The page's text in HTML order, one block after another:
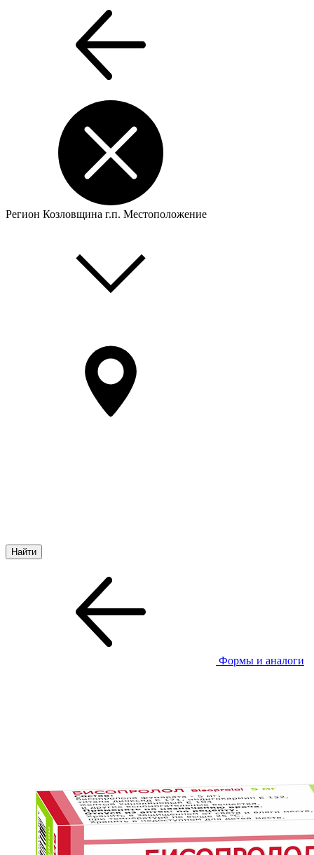
Регион Козловщина г.п. Местоположение
Формы и аналоги